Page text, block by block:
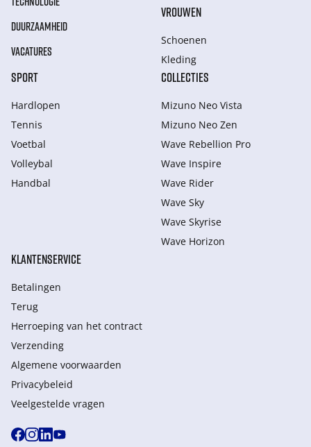
DUURZAAMHEID
VACATURES
VROUWEN
Schoenen
Kleding
SPORT
Hardlopen
Tennis
Voetbal
Volleybal
Handbal
COLLECTIES
Mizuno Neo Vista
Mizuno Neo Zen
Wave Rebellion Pro
Wave Inspire
Wave Rider
Wave Sky
Wave Skyrise
Wave Horizon
KLANTENSERVICE
Betalingen
Terug
Herroeping van het contract
Verzending
Algemene voorwaarden
Privacybeleid
Veelgestelde vragen